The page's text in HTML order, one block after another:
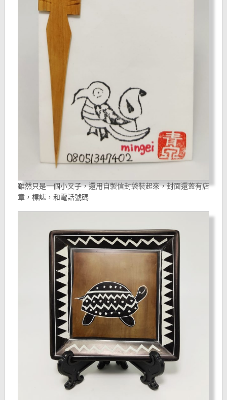
雖然只是一個小叉子，還用自製信封袋裝起來，封面還蓋有店
章，標誌，和電話號碼